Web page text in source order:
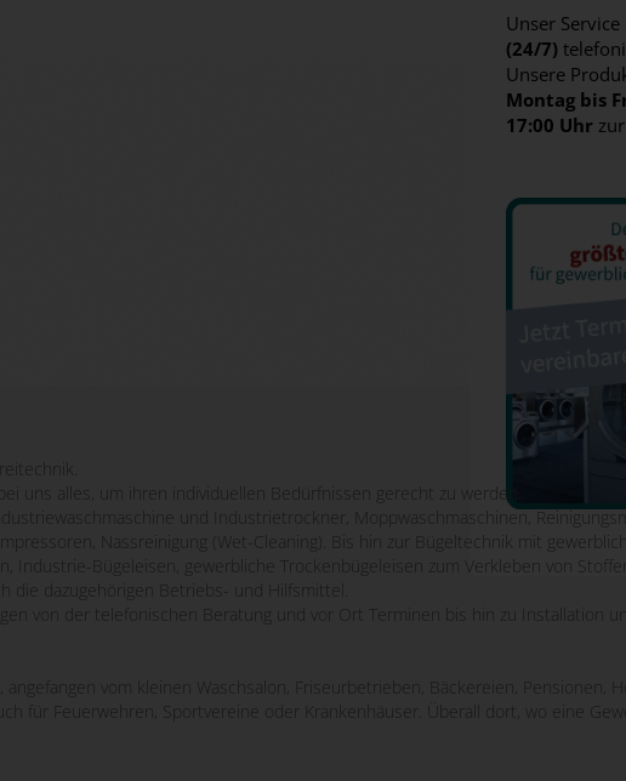
Unser Service
(24/7)
Unsere
Montag bis
17:00 Uhr
uns alles, um ihren individuellen Bedürfnissen gerecht zu werden.
und Industrietrockner, Moppwaschmaschinen,
Nassreinigung (Wet-Cleaning). Bis hin zur Bügeltechnik mit
Industrie-Bügeleisen, gewerbliche Trockenbügeleisen zum Verkleben von
die dazugehörigen Betriebs- und Hilfsmittel.
von der telefonischen Beratung und vor Ort Terminen bis hin zu Installation
vom kleinen Waschsalon, Friseurbetrieben, Bäckereien, Pensionen,
für Feuerwehren, Sportvereine oder Krankenhäuser. Überall dort, wo eine